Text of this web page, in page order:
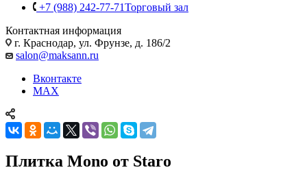
+7 (988) 242-77-71Торговый зал
Контактная информация
г. Краснодар, ул. Фрунзе, д. 186/2
salon@maksann.ru
Вконтакте
MAX
Плитка Mono от Staro